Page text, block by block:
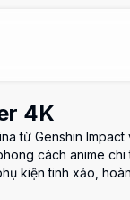
4K
từ Genshin Impact
cách anime chi
kiện tinh xảo,